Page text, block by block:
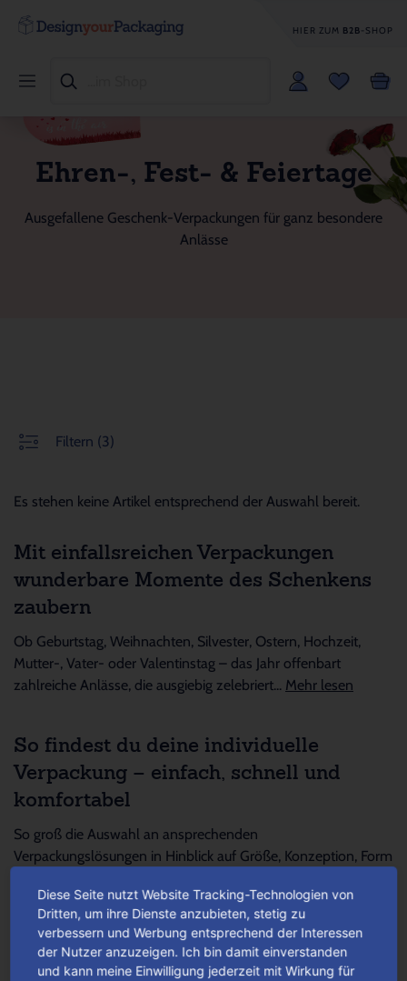
HIER ZUM B2B-SHOP
Ehren-, Fest- & Feiertage
Ausgefallene Geschenk-Verpackungen für ganz besondere
Anlässe
Filtern (3)
Es stehen keine Artikel entsprechend der Auswahl bereit.
Mit einfallsreichen Verpackungen
wunderbare Momente des Schenkens
zaubern
Ob Geburtstag, Weihnachten, Silvester, Ostern, Hochzeit,
Mutter-, Vater- oder Valentinstag – das Jahr offenbart
zahlreiche Anlässe, die ausgiebig zelebriert... Mehr lesen
So findest du deine individuelle
Verpackung – einfach, schnell und
komfortabel
So groß die Auswahl an ansprechenden
Verpackungslösungen in Hinblick auf Größe, Konzeption, Form
Für jeden Anlass Verpackungen
wunschgemäß konfigurieren
Diese Seite nutzt Website Tracking-Technologien von
Dritten, um ihre Dienste anzubieten, stetig zu
verbessern und Werbung entsprechend der Interessen
der Nutzer anzuzeigen. Ich bin damit einverstanden
und kann meine Einwilligung jederzeit mit Wirkung für